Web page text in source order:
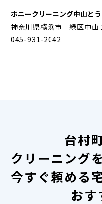
ポニークリーニング中山と
神奈川県横浜市 緑区中山
045-931-2042
台村
クリーニング
今すぐ頼める
おす